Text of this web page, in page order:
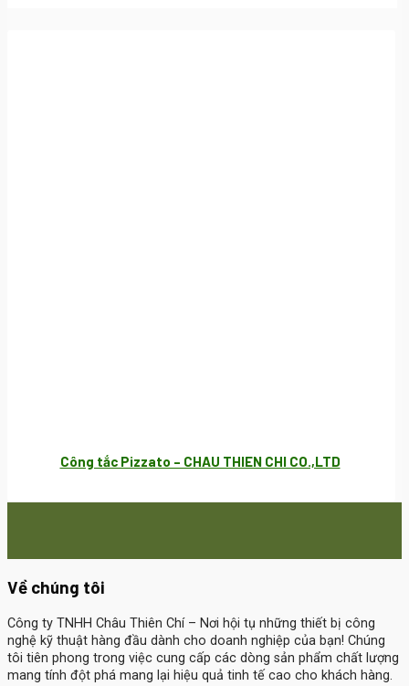
Công tắc Pizzato – CHAU THIEN CHI CO.,LTD
Về chúng tôi
Công ty TNHH Châu Thiên Chí– Nơi hội tụ những thiết bị công
nghệ kỹ thuật hàng đầu dành cho doanh nghiệp của bạn! Chúng
tôi tiên phong trong việc cung cấp các dòng sản phẩm chất lượng
mang tính đột phá mang lại hiệu quả tinh tế cao cho khách hàng.